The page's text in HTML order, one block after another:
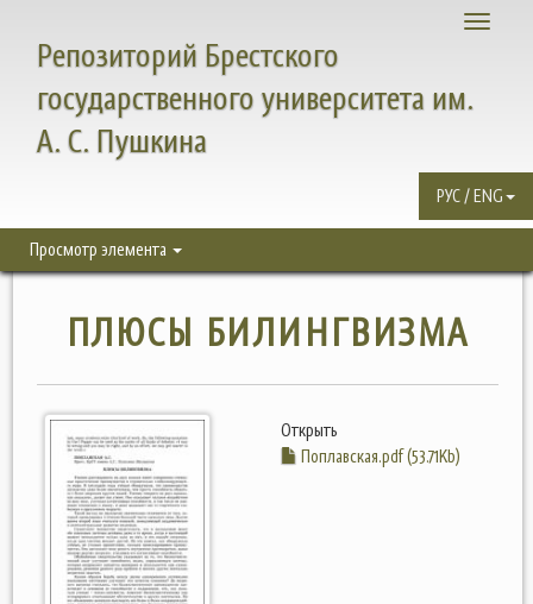
Toggle
Репозиторий Брестского
государственного университета им.
А. С. Пушкина
РУС / ENG
Просмотр элемента
ПЛЮСЫ БИЛИНГВИЗМА
Открыть
Поплавская.pdf (53.71Kb)